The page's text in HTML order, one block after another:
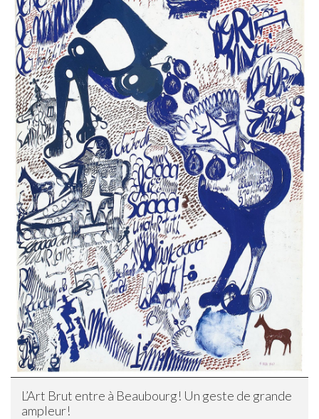
L’Art Brut entre à Beaubourg! Un geste de grande
ampleur!